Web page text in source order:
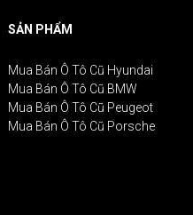
SẢN PHẨM
Mua Bán Ô Tô Cũ Hyundai
Mua Bán Ô Tô Cũ BMW
Mua Bán Ô Tô Cũ Peugeot
Mua Bán Ô Tô Cũ Porsche